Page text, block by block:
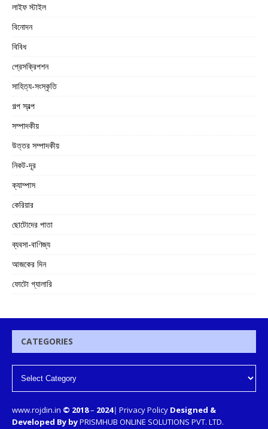
লাইফ স্টাইল
বিনোদন
বিবিধ
প্রেসক্রিপশন
সাহিত্য-সংস্কৃতি
গল্প স্বল্প
সম্পাদকীয়
উত্তর সম্পাদকীয়
নিকট-দূর
ক্যাম্পাস
কেরিয়ার
ছোটোদের পাতা
ব্যবসা-বাণিজ্য
আজকের দিন
ফোটো গ্যালারি
CATEGORIES
www.rojdin.in © 2018– 2024| Privacy Policy Designed &
Developed By byPRISMHUB ONLINE SOLUTIONS PVT. LTD.